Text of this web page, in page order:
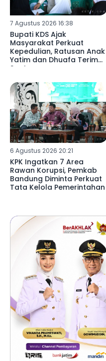
7 Agustus 2026 16:38
Bupati KDS Ajak
Masyarakat Perkuat
Kepedulian, Ratusan Anak
Yatim dan Dhuafa Terima
Santunan
6 Agustus 2026 20:21
KPK Ingatkan 7 Area
Rawan Korupsi, Pemkab
Bandung Diminta Perkuat
Tata Kelola Pemerintahan